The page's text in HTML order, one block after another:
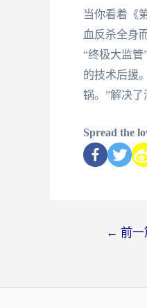
当你看着《
血反杀全身
“终极大监
的技术后援
锅。”解决了
Spread the
← 前一